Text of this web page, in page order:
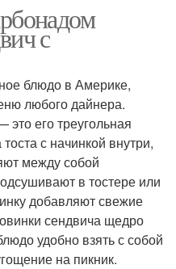
Сэндвич с красной
Холодные сэндвичи
Клубный сэндвич
с
блюдо в Америке,
любого дайнера.
это его треугольная
с начинкой внутри,
между собой
в тостере или
добавляют свежие
сендвича щедро
удобно взять с собой
на пикник.